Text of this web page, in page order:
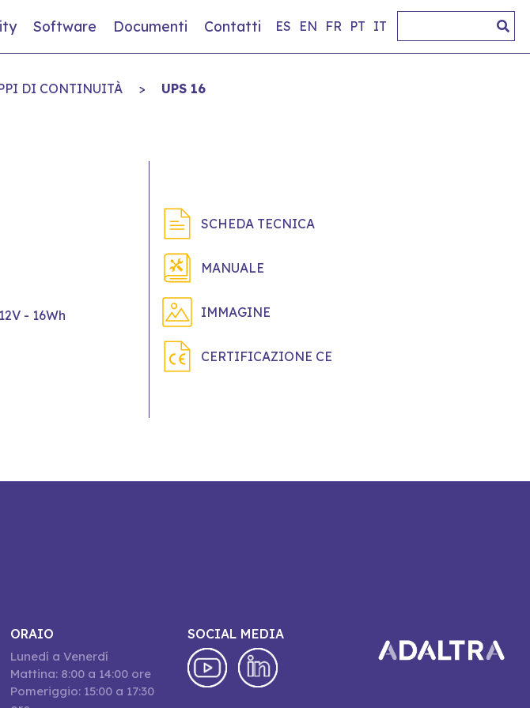
Software Documenti Contatti ES EN FR PT IT
DI CONTINUITÀ > UPS 16
- 16Wh
SCHEDA TECNICA
MANUALE
IMMAGINE
CERTIFICAZIONE CE
ORAIO
Lunedí a Venerdí
Mattina: 8:00 a 14:00 ore
Pomeriggio: 15:00 a 17:30
SOCIAL MEDIA